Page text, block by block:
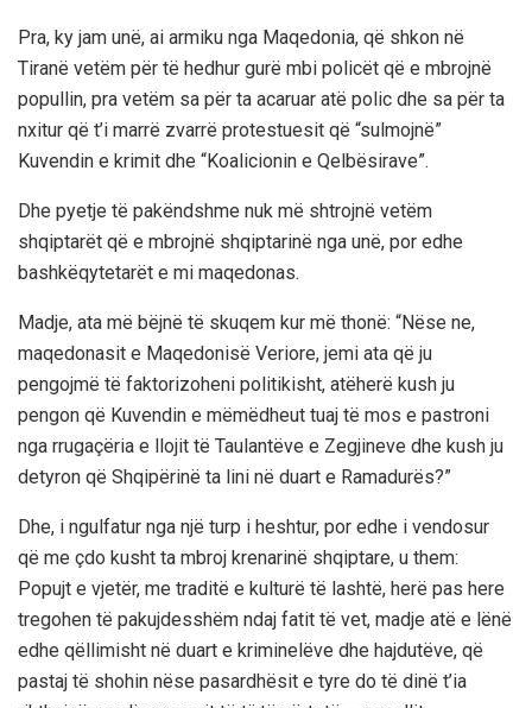
Pra, ky jam unë, ai armiku nga Maqedonia, që shkon në
Tiranë vetëm për të hedhur gurë mbi policët që e mbrojnë
popullin, pra vetëm sa për ta acaruar atë polic dhe sa për ta
nxitur që t’i marrë zvarrë protestuesit që “sulmojnë”
Kuvendin e krimit dhe “Koalicionin e Qelbësirave”.
Dhe pyetje të pakëndshme nuk më shtrojnë vetëm
shqiptarët që e mbrojnë shqiptarinë nga unë, por edhe
bashkëqytetarët e mi maqedonas.
Madje, ata më bëjnë të skuqem kur më thonë: “Nëse ne,
maqedonasit e Maqedonisë Veriore, jemi ata që ju
pengojmë të faktorizoheni politikisht, atëherë kush ju
pengon që Kuvendin e mëmëdheut tuaj të mos e pastroni
nga rrugaçëria e llojit të Taulantëve e Zegjineve dhe kush ju
detyron që Shqipërinë ta lini në duart e Ramadurës?”
Dhe, i ngulfatur nga një turp i heshtur, por edhe i vendosur
që me çdo kusht ta mbroj krenarinë shqiptare, u them:
Popujt e vjetër, me traditë e kulturë të lashtë, herë pas here
tregohen të pakujdesshëm ndaj fatit të vet, madje atë e lënë
edhe qëllimisht në duart e kriminelëve dhe hajdutëve, që
pastaj të shohin nëse pasardhësit e tyre do të dinë t’ia